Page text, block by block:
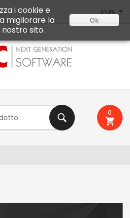
More
0
i cookie e
migliorare la
sito.
Ok